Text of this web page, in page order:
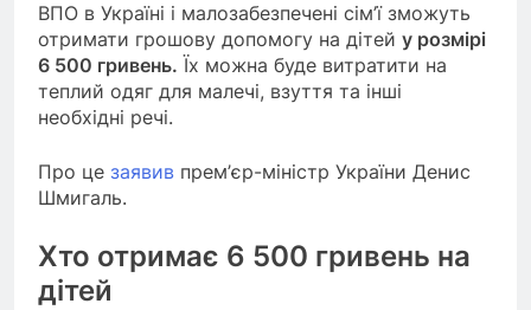
ВПО в Україні і малозабезпечені сім’ї зможуть
отримати грошову допомогу на дітей у розмірі
6 500 гривень. Їх можна буде витратити на
теплий одяг для малечі, взуття та інші
необхідні речі.
Про це заявив прем’єр-міністр України Денис
Шмигаль.
Хто отримає 6 500 гривень на
дітей